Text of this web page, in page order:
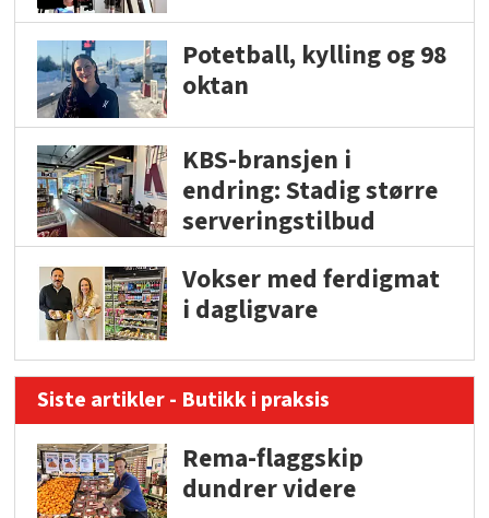
Potetball, kylling og 98
oktan
KBS-bransjen i
endring: Stadig større
serveringstilbud
Vokser med ferdigmat
i dagligvare
Siste artikler - Butikk i praksis
Rema-flaggskip
dundrer videre